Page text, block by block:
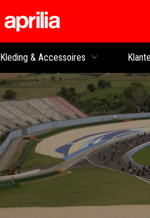
Kleding & Accessoires